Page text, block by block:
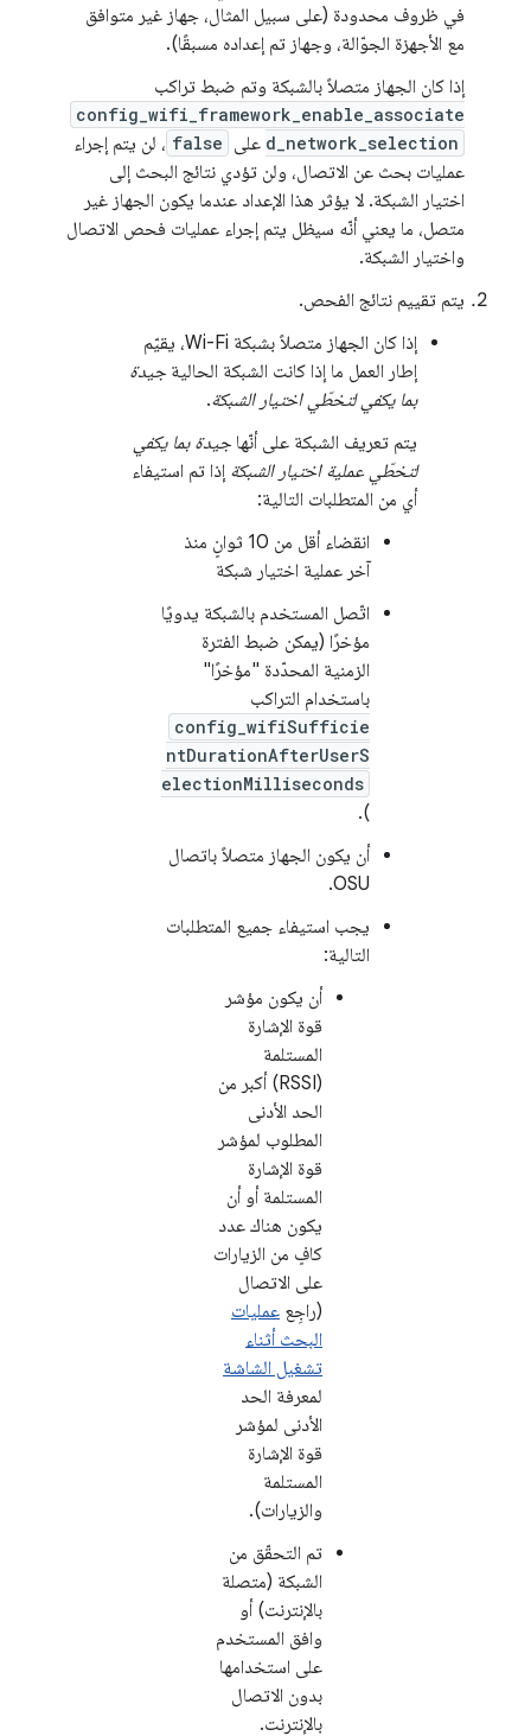
في ظروف محدودة (على سبيل المثال، جهاز غير متوافق
مع الأجهزة الجوّالة، وجهاز تم إعداده مسبقًا).
إذا كان الجهاز متصلاً بالشبكة وتم ضبط تراكب
config_wifi_framework_enable_associate
d_network_selection على false ، لن يتم إجراء
عمليات بحث عن الاتصال، ولن تؤدي نتائج البحث إلى
اختيار الشبكة. لا يؤثر هذا الإعداد عندما يكون الجهاز غير
متصل، ما يعني أنّه سيظل يتم إجراء عمليات فحص الاتصال
واختيار الشبكة.
يتم تقييم نتائج الفحص.
إذا كان الجهاز متصلاً بشبكة Wi-Fi، يقيّم
إطار العمل ما إذا كانت الشبكة الحالية جيدة
بما يكفي لتخطّي اختيار الشبكة.
يتم تعريف الشبكة على أنّها جيدة بما يكفي
لتخطّي عملية اختيار الشبكة إذا تم استيفاء
أي من المتطلبات التالية:
انقضاء أقل من 10 ثوانٍ منذ
آخر عملية اختيار شبكة
اتّصل المستخدم بالشبكة يدويًا
مؤخرًا (يمكن ضبط الفترة
الزمنية المحدّدة "مؤخرًا"
باستخدام التراكب
config_wifiSufficie
ntDurationAfterUserS
electionMilliseconds
).
أن يكون الجهاز متصلاً باتصال
OSU.
يجب استيفاء جميع المتطلبات
التالية:
أن يكون مؤشر
قوة الإشارة
المستلمة
(RSSI) أكبر من
الحد الأدنى
المطلوب لمؤشر
قوة الإشارة
المستلمة أو أن
يكون هناك عدد
كافٍ من الزيارات
على الاتصال
(راجِع عمليات
البحث أثناء
تشغيل الشاشة
لمعرفة الحد
الأدنى لمؤشر
قوة الإشارة
المستلمة
والزيارات).
تم التحقّق من
الشبكة (متصلة
بالإنترنت) أو
وافق المستخدم
على استخدامها
بدون الاتصال
بالإنترنت.